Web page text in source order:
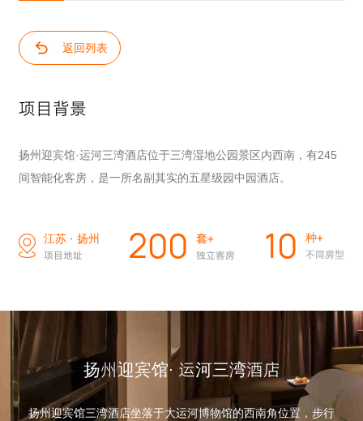
返回列表
项目背景
扬州迎宾馆·运河三湾酒店位于三湾湿地公园景区内西南，有245
间智能化客房，是一所名副其实的五星级园中园酒店。
江苏 · 扬州
项目地址 200 套+
独立客房 10 种+
不同房型
扬州迎宾馆· 运河三湾酒店
扬州迎宾馆三湾酒店坐落于大运河博物馆的西南角位置，步行